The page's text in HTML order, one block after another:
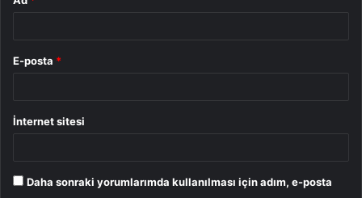
E-posta *
İnternet sitesi
Daha sonraki yorumlarımda kullanılması için adım, e-posta